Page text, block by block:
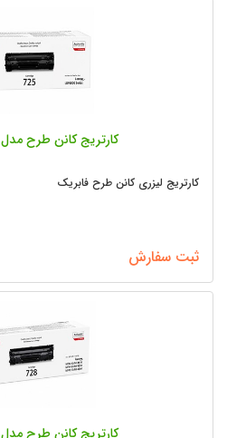
کارتریج کانن طرح مدل CANON 725
کارتریج لیزری کانن طرح فابریک
ثبت سفارش
کارتریج کانن طرح مدل CANON 728